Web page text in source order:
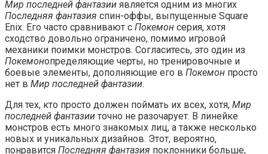
Мир последней фантазии является одним из многих
Последняя фантазия спин-оффы, выпущенные Square
Enix. Его часто сравнивают с Покемон серия, хотя
сходство довольно ограничено, помимо игровой
механики поимки монстров. Согласитесь, это один из
Покемонопределяющие черты, но тренировочные и
боевые элементы, дополняющие его в Покемон просто
нет в Мир последней фантазии.
Для тех, кто просто должен поймать их всех, хотя, Мир
последней фантазии точно не разочарует. В линейке
монстров есть много знакомых лиц, а также несколько
новых и уникальных дизайнов. Этот, вероятно,
понравится Последняя фантазия поклонники больше,